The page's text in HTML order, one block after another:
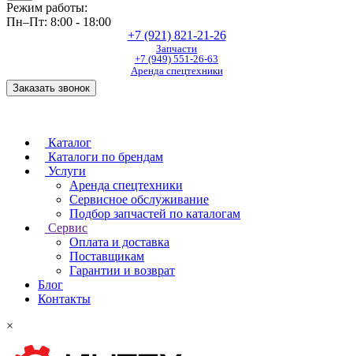
Режим работы:
Пн–Пт: 8:00 - 18:00
+7 (921) 821-21-26
Запчасти
+7 (949) 551-26-63
Аренда спецтехники
Заказать звонок
Каталог
Каталоги по брендам
Услуги
Аренда спецтехники
Сервисное обслуживание
Подбор запчастей по каталогам
Сервис
Оплата и доставка
Поставщикам
Гарантии и возврат
Блог
Контакты
×